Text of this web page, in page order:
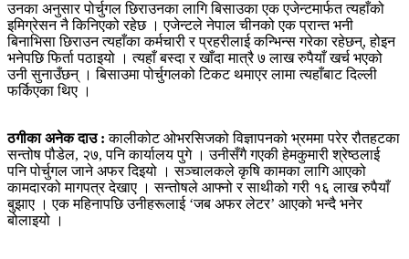
उनका अनुसार पोर्चुगल छिराउनका लागि बिसाउका एक एजेन्टमार्फत त्यहाँको
इमिग्रेसन नै किनिएको रहेछ । एजेन्टले नेपाल चीनको एक प्रान्त भनी
बिनाभिसा छिराउन त्यहाँका कर्मचारी र प्रहरीलाई कन्भिन्स गरेका रहेछन्, होइन
भनेपछि फिर्ता पठाइयो । त्यहाँ बस्दा र खाँदा मात्रै ७ लाख रुपैयाँ खर्च भएको
उनी सुनाउँछन् । बिसाउमा पोर्चुगलको टिकट थमाएर लामा त्यहाँबाट दिल्ली
फर्किएका थिए ।
ठगीका अनेक दाउ : कालीकोट ओभरसिजको विज्ञापनको भ्रममा परेर रौतहटका
सन्तोष पौडेल, २७, पनि कार्यालय पुगे । उनीसँगै गएकी हेमकुमारी श्रेष्ठलाई
पनि पोर्चुगल जाने अफर दिइयो । सञ्‍चालकले कृषि कामका लागि आएको
कामदारको मागपत्र देखाए । सन्तोषले आफ्नो र साथीको गरी १६ लाख रुपैयाँ
बुझाए । एक महिनापछि उनीहरूलाई ‘जब अफर लेटर’ आएको भन्दै भनेर
बोलाइयो ।